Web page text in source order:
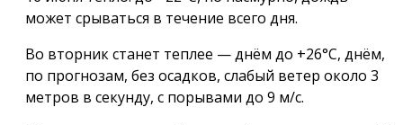
может срываться в течение всего дня.
Во вторник станет теплее — днём до +26°С, днём,
по прогнозам, без осадков, слабый ветер около 3
метров в секунду, с порывами до 9 м/с.